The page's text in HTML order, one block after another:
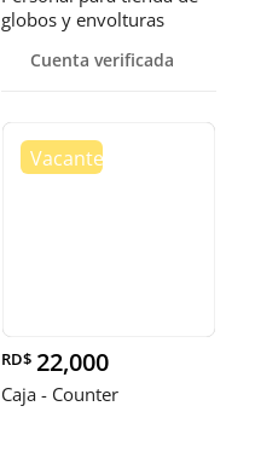
globos y envolturas
Cuenta verificada
RD$ 22,000
Caja - Counter